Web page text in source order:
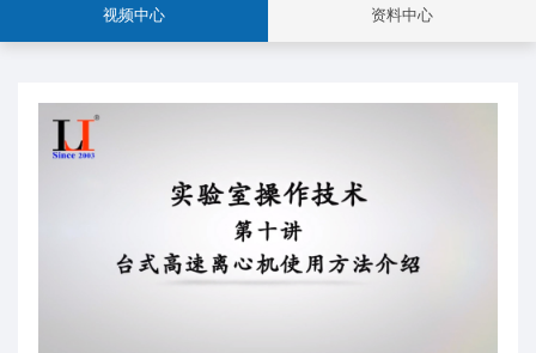
视频中心 资料中心